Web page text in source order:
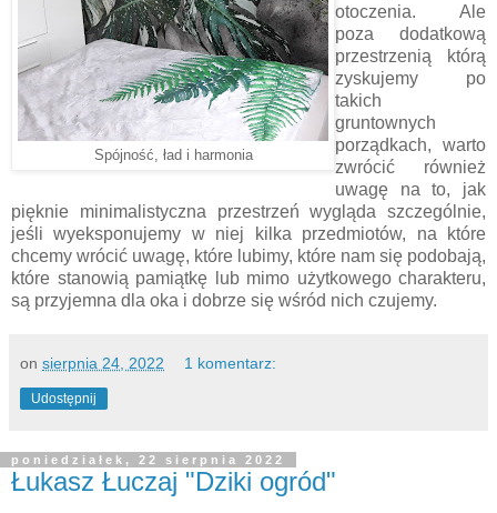
Spójność, ład i harmonia
otoczenia. Ale
poza dodatkową
przestrzenią którą
zyskujemy po
takich
gruntownych
porządkach, warto
zwrócić również
uwagę na to, jak
pięknie minimalistyczna przestrzeń wygląda szczególnie,
jeśli wyeksponujemy w niej kilka przedmiotów, na które
chcemy wrócić uwagę, które lubimy, które nam się podobają,
które stanowią pamiątkę lub mimo użytkowego charakteru,
są przyjemna dla oka i dobrze się wśród nich czujemy.
on sierpnia 24, 2022 1 komentarz:
Udostępnij
poniedziałek, 22 sierpnia 2022
Łukasz Łuczaj "Dziki ogród"